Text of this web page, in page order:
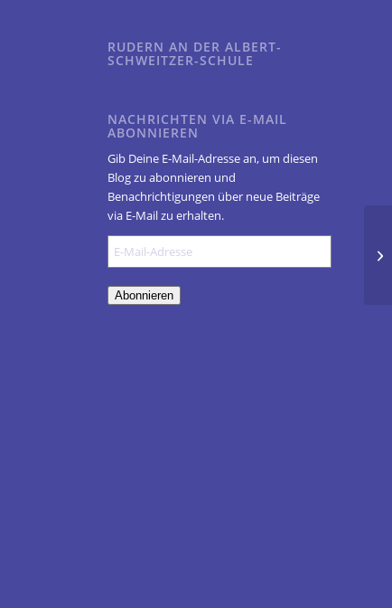
RUDERN AN DER ALBERT-
SCHWEITZER-SCHULE
NACHRICHTEN VIA E-MAIL
ABONNIEREN
Gib Deine E-Mail-Adresse an, um diesen
Blog zu abonnieren und
Benachrichtigungen über neue Beiträge
via E-Mail zu erhalten.
E-
Mail-
Adresse
Abonnieren